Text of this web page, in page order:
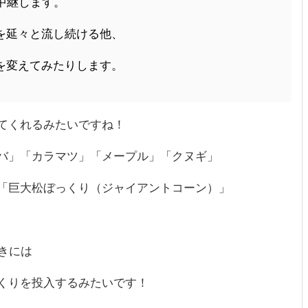
々と流し続ける他、
えてみたりします。
れるみたいですね！
「カラマツ」「メープル」「クヌギ」
大松ぼっくり（ジャイアントコーン）」
には
を投入するみたいです！